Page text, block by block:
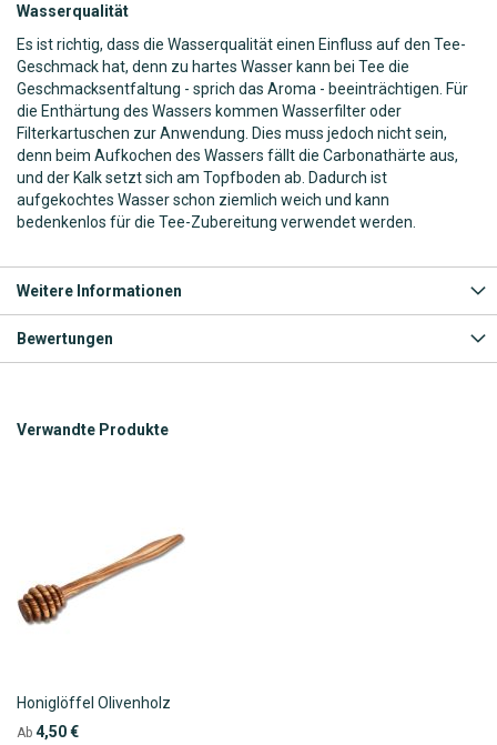
Wasserqualität
Es ist richtig, dass die Wasserqualität einen Einfluss auf den Tee-
Geschmack hat, denn zu hartes Wasser kann bei Tee die
Geschmacksentfaltung - sprich das Aroma - beeinträchtigen. Für
die Enthärtung des Wassers kommen Wasserfilter oder
Filterkartuschen zur Anwendung. Dies muss jedoch nicht sein,
denn beim Aufkochen des Wassers fällt die Carbonathärte aus,
und der Kalk setzt sich am Topfboden ab. Dadurch ist
aufgekochtes Wasser schon ziemlich weich und kann
bedenkenlos für die Tee-Zubereitung verwendet werden.
Weitere Informationen
Bewertungen
Verwandte Produkte
Honiglöffel Olivenholz
Ab 4,50 €